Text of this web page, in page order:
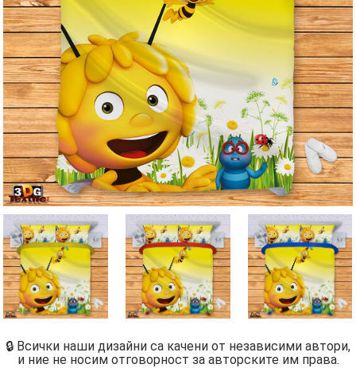
🔒 Всички наши дизайни са качени от независими автори,
и ние не носим отговорност за авторските им права.